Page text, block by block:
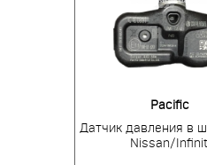
Pacific
Датчик давления в
Nissan/